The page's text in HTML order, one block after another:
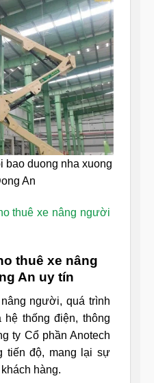
bao duong nha xuong
An
thuê xe nâng người
thuê xe nâng
An uy tín
người, quá trình
thống điện, thông
ty Cổ phần Anotech
tiến độ, mang lại sự
hàng.